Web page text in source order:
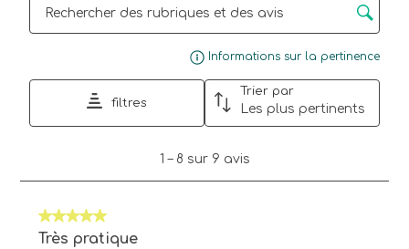
Informations sur la pertinence
filtres
Trier par
Les plus pertinents
8
avis.
1 – 8 sur 9 avis
5 sur 5 étoiles.
Très pratique